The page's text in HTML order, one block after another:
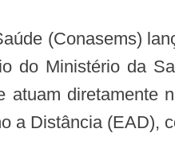
do Ministério da
atuam diretamente
a Distância (EAD),